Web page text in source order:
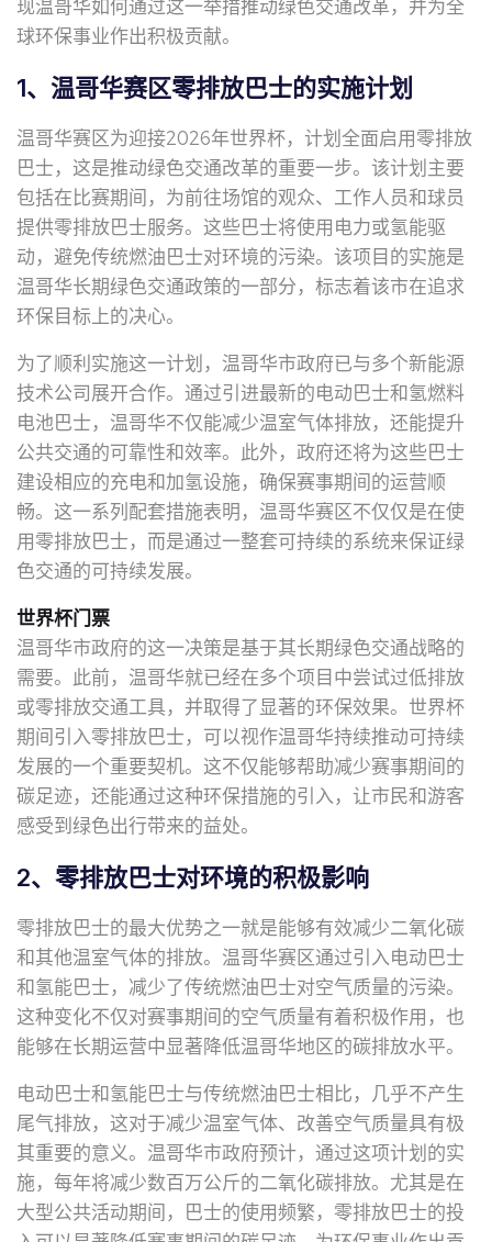
现温哥华如何通过这一举措推动绿色交通改革，并为全
球环保事业作出积极贡献。
1、温哥华赛区零排放巴士的实施计划
温哥华赛区为迎接2026年世界杯，计划全面启用零排放
巴士，这是推动绿色交通改革的重要一步。该计划主要
包括在比赛期间，为前往场馆的观众、工作人员和球员
提供零排放巴士服务。这些巴士将使用电力或氢能驱
动，避免传统燃油巴士对环境的污染。该项目的实施是
温哥华长期绿色交通政策的一部分，标志着该市在追求
环保目标上的决心。
为了顺利实施这一计划，温哥华市政府已与多个新能源
技术公司展开合作。通过引进最新的电动巴士和氢燃料
电池巴士，温哥华不仅能减少温室气体排放，还能提升
公共交通的可靠性和效率。此外，政府还将为这些巴士
建设相应的充电和加氢设施，确保赛事期间的运营顺
畅。这一系列配套措施表明，温哥华赛区不仅仅是在使
用零排放巴士，而是通过一整套可持续的系统来保证绿
色交通的可持续发展。
世界杯门票
温哥华市政府的这一决策是基于其长期绿色交通战略的
需要。此前，温哥华就已经在多个项目中尝试过低排放
或零排放交通工具，并取得了显著的环保效果。世界杯
期间引入零排放巴士，可以视作温哥华持续推动可持续
发展的一个重要契机。这不仅能够帮助减少赛事期间的
碳足迹，还能通过这种环保措施的引入，让市民和游客
感受到绿色出行带来的益处。
2、零排放巴士对环境的积极影响
零排放巴士的最大优势之一就是能够有效减少二氧化碳
和其他温室气体的排放。温哥华赛区通过引入电动巴士
和氢能巴士，减少了传统燃油巴士对空气质量的污染。
这种变化不仅对赛事期间的空气质量有着积极作用，也
能够在长期运营中显著降低温哥华地区的碳排放水平。
电动巴士和氢能巴士与传统燃油巴士相比，几乎不产生
尾气排放，这对于减少温室气体、改善空气质量具有极
其重要的意义。温哥华市政府预计，通过这项计划的实
施，每年将减少数百万公斤的二氧化碳排放。尤其是在
大型公共活动期间，巴士的使用频繁，零排放巴士的投